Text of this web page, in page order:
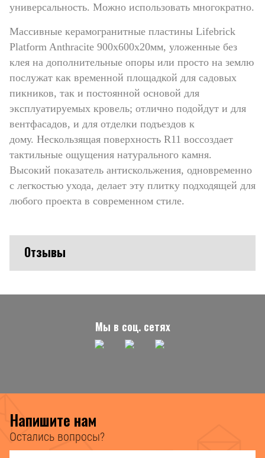
универсальность. Можно использовать многократно.
Массивные керамогранитные пластины Lifebrick
Platform Anthracite 900х600х20мм, уложенные без
клея на дополнительные опоры или просто на землю
послужат как временной площадкой для садовых
пикников, так и постоянной основой для
эксплуатируемых кровель; отлично подойдут и для
вентфасадов, и для отделки подъездов к
дому. Нескользящая поверхность R11 воссоздает
тактильные ощущения натурального камня.
Высокий показатель антискольжения, одновременно
с легкостью ухода, делает эту плитку подходящей для
любого проекта в современном стиле.
Отзывы
Мы в соц. сетях
Напишите нам
Остались вопросы?